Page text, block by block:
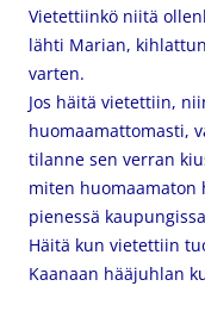
Vietettiinkö niitä
lähti Marian,
varten.
Jos häitä vietettiin,
huomaamattomasti,
tilanne sen verran
miten
pienessä
Häitä kun vietettiin
Kaanaan hääjuhlan